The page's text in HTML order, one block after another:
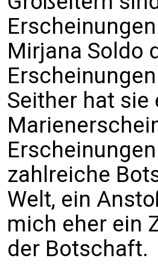
Mirjana Soldo
Seither hat
zahlreiche
Welt, ein
mich eher ein
der Botschaft.